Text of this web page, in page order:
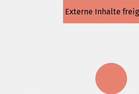
Externe Inhalte